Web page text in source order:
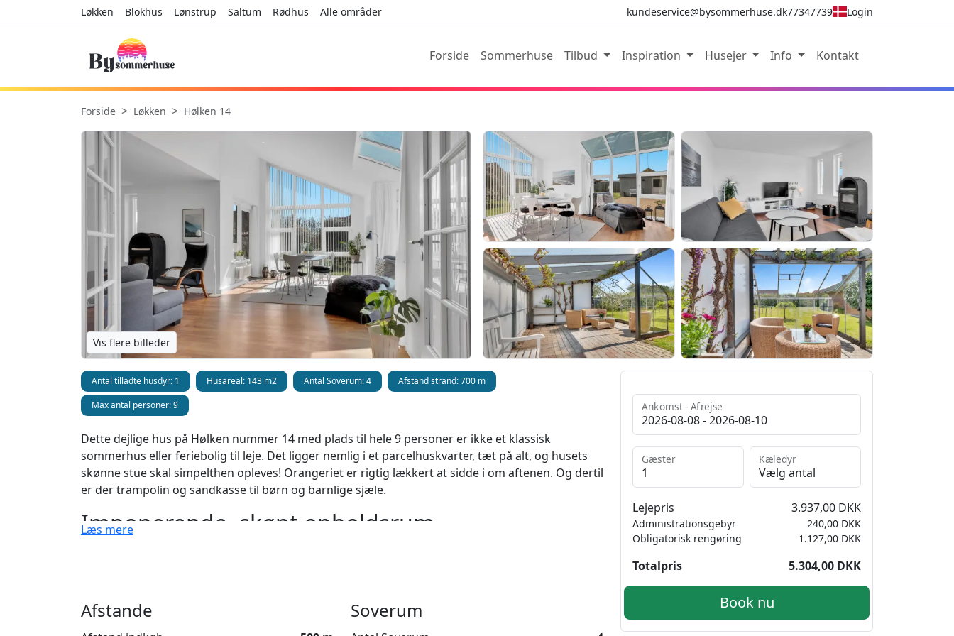
Løkken Blokhus Lønstrup Saltum Rødhus Alle områder kundeservice@bysommerhuse.dk77347739 Login
Forside Sommerhuse Tilbud Inspiration Husejer Info Kontakt
Forside Løkken Hølken 14
Vis flere billeder
Antal tilladte husdyr: 1 Husareal: 143 m2 Antal Soverum: 4
Afstand strand: 700 m
Max antal personer: 9
Dette dejlige hus på Hølken nummer 14 med plads til hele 9 personer er ikke et klassisk
sommerhus eller feriebolig til leje. Det ligger nemlig i et parcelhuskvarter, tæt på alt, og husets
skønne stue skal simpelthen opleves! Orangeriet er rigtig lækkert at sidde i om aftenen. Og dertil
er der trampolin og sandkasse til børn og barnlige sjæle.
Imponerende, skønt opholdsrum
der dobbeltdøre fra opholdsrummet og ud til køkkenet, hvor der ligeledes er ekstra spiseplads,
og til den anden side er der udgang til den dejlige, afskærmede have. Der er fire soverum og
Læs mere
Afstande Soverum
Ankomst - Afrejse
Gæster Kæledyr
Lejepris 3.937,00 DKK
240,00 DKK
Administrationsgebyr
1.127,00 DKK
Obligatorisk rengøring
Totalpris 5.304,00 DKK
Book nu